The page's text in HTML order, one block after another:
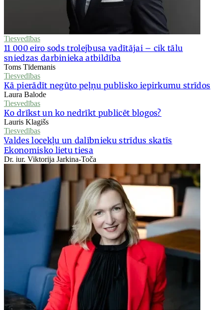
Tiesvedības
11 000 eiro sods trolejbusa vadītājai – cik tālu
sniedzas darbinieka atbildība
Toms Tīdemanis
Tiesvedības
Kā pierādīt negūto peļņu publisko iepirkumu strīdos
Laura Balode
Tiesvedības
Ko drīkst un ko nedrīkt publicēt blogos?
Lauris Klagišs
Tiesvedības
Valdes locekļu un dalībnieku strīdus skatīs
Ekonomisko lietu tiesa
Dr. iur. Viktorija Jarkina-Toča